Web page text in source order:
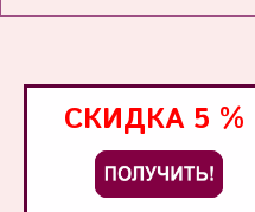
СКИДКА 5 %